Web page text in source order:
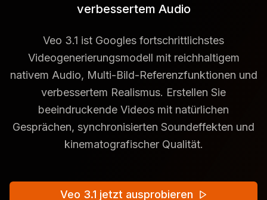
verbessertem Audio
Veo 3.1 ist Googles fortschrittlichstes
Videogenerierungsmodell mit reichhaltigem
nativem Audio, Multi-Bild-Referenzfunktionen und
verbessertem Realismus. Erstellen Sie
beeindruckende Videos mit natürlichen
Gesprächen, synchronisierten Soundeffekten und
kinematografischer Qualität.
Veo 3.1 jetzt ausprobieren